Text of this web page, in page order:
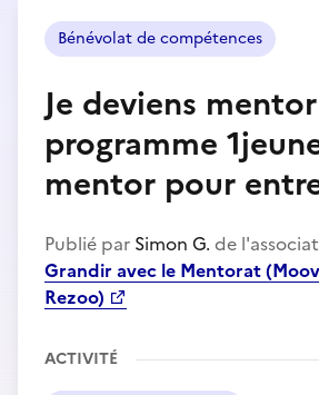
Bénévolat de compétences
Je deviens
programme
mentor pour
Publié par Simon G. de
Grandir avec le Mentorat
Rezoo)
ACTIVITÉ